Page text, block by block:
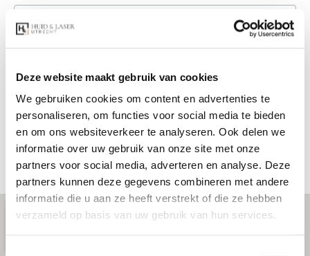
Deze website maakt gebruik van cookies
We gebruiken cookies om content en advertenties te
personaliseren, om functies voor social media te bieden
en om ons websiteverkeer te analyseren. Ook delen we
informatie over uw gebruik van onze site met onze
partners voor social media, adverteren en analyse. Deze
partners kunnen deze gegevens combineren met andere
informatie die u aan ze heeft verstrekt of die ze hebben
verzameld op basis van uw gebruik van hun services.
Versturen